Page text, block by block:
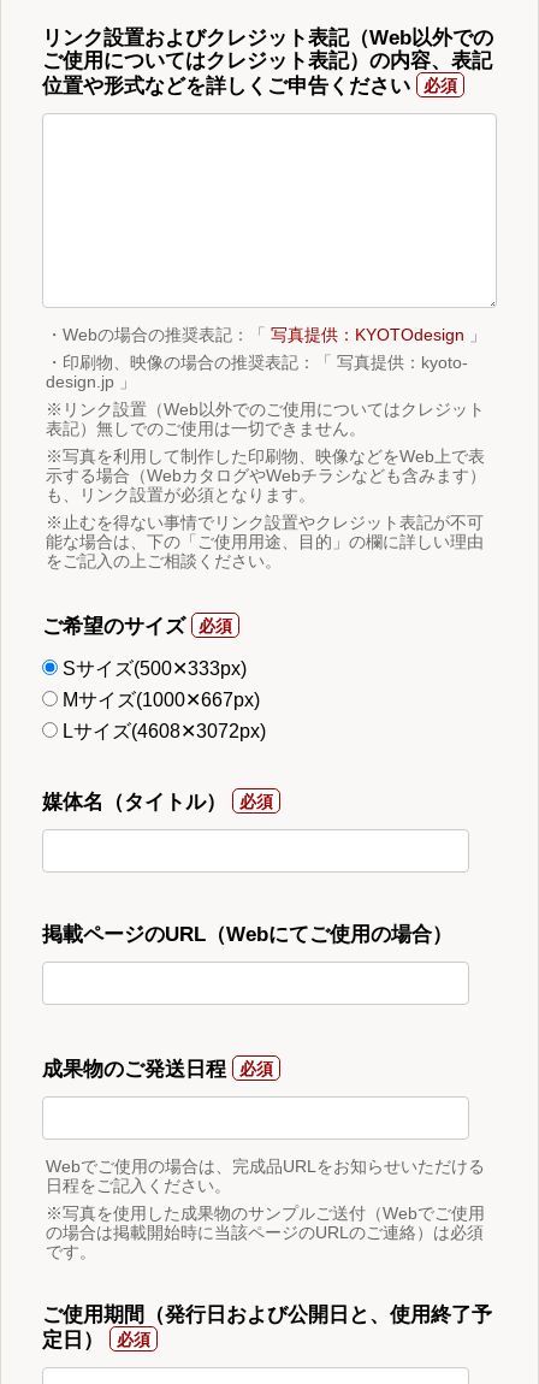
リンク設置およびクレジット表記（Web以外での
ご使用についてはクレジット表記）の内容、表記
位置や形式などを詳しくご申告ください
・Webの場合の推奨表記：「 写真提供：KYOTOdesign 」
・印刷物、映像の場合の推奨表記：「 写真提供：kyoto-
design.jp 」
※リンク設置（Web以外でのご使用についてはクレジット
表記）無しでのご使用は一切できません。
※写真を利用して制作した印刷物、映像などをWeb上で表
示する場合（WebカタログやWebチラシなども含みます）
も、リンク設置が必須となります。
※止むを得ない事情でリンク設置やクレジット表記が不可
能な場合は、下の「ご使用用途、目的」の欄に詳しい理由
をご記入の上ご相談ください。
ご希望のサイズ
Sサイズ(500✕333px)
Mサイズ(1000✕667px)
Lサイズ(4608✕3072px)
媒体名（タイトル）
掲載ページのURL（Webにてご使用の場合）
成果物のご発送日程
Webでご使用の場合は、完成品URLをお知らせいただける
日程をご記入ください。
※写真を使用した成果物のサンプルご送付（Webでご使用
の場合は掲載開始時に当該ページのURLのご連絡）は必須
です。
ご使用期間（発行日および公開日と、使用終了予
定日）